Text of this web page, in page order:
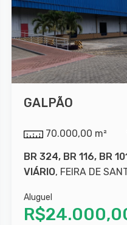
GALPÃO
70.000,00 m²
BR 324, BR 116, BR
VIÁRIO, FEIRA DE
Aluguel